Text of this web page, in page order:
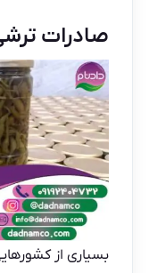
صادرات
بسیاری از